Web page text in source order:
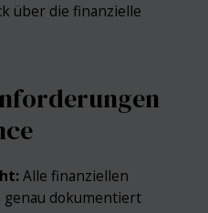
über die finanzielle
Alle finanziellen
dokumentiert